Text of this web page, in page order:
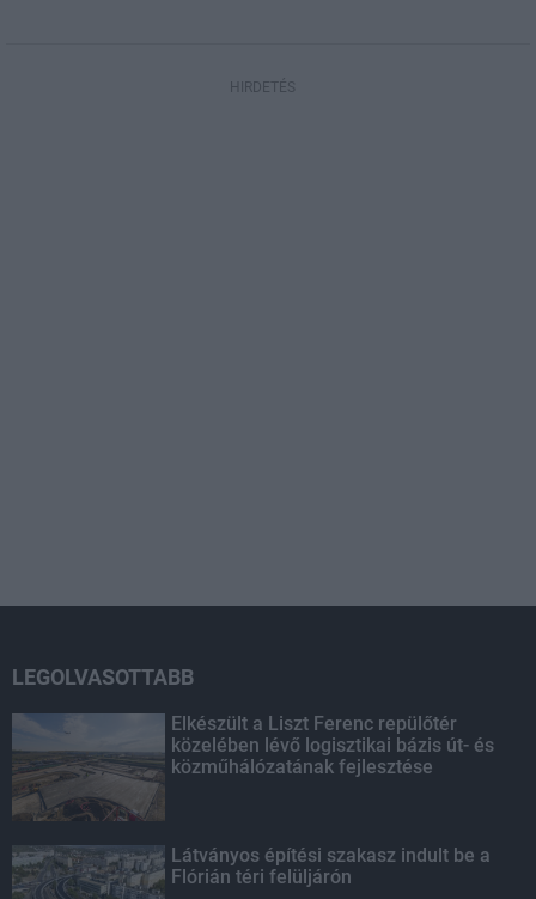
HIRDETÉS
LEGOLVASOTTABB
Elkészült a Liszt Ferenc repülőtér
közelében lévő logisztikai bázis út- és
közműhálózatának fejlesztése
Látványos építési szakasz indult be a
Flórián téri felüljárón